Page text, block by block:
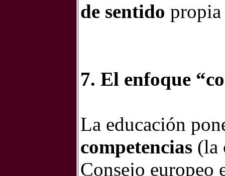
de sentido propia
7. El enfoque
La educación
competencias (la
Consejo europeo